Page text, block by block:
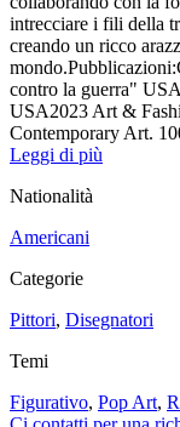
intrecciare i fili della
creando un ricco
contro la guerra"
USA2023 Art &
Contemporary Art.
Leggi di più
Nationalità
Americani
Categorie
Pittori, Disegnatori
Temi
Figurativo, Pop Art,